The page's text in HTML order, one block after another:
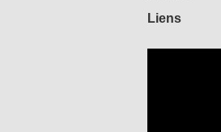
Liens